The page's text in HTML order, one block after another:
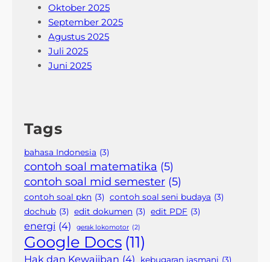
Oktober 2025
September 2025
Agustus 2025
Juli 2025
Juni 2025
Tags
bahasa Indonesia (3)
contoh soal matematika (5)
contoh soal mid semester (5)
contoh soal pkn (3) contoh soal seni budaya (3)
dochub (3) edit dokumen (3) edit PDF (3)
energi (4) gerak lokomotor (2)
Google Docs (11)
Hak dan Kewajiban (4) kebugaran jasmani (3)